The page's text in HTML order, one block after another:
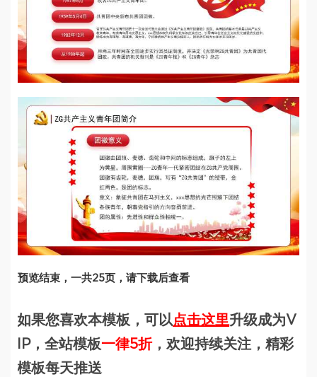
预览结束，一共25页，请下载后查看
如果您喜欢本模板，可以点击这里升级成为V
IP，全站模板一律5折，欢迎持续关注，精彩
模板每天推送